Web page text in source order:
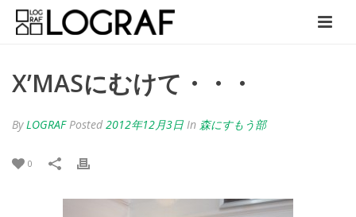
X’MASにむけて・・・
ByLOGRAF Posted 2012年12月3日 In 森にすもう部
0